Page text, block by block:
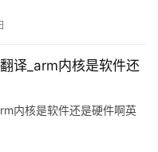
译_arm内核是软件还
内核是软件还是硬件啊英